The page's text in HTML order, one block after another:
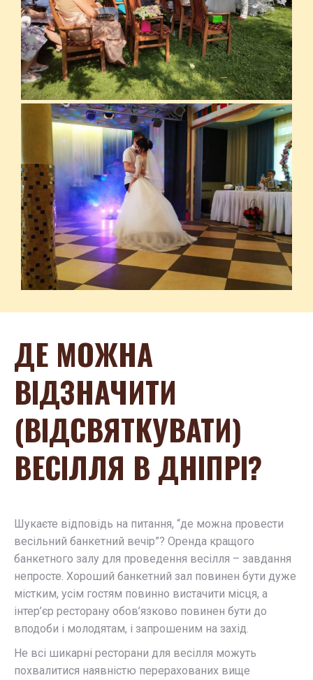
ДЕ МОЖНА
ВІДЗНАЧИТИ
(ВІДСВЯТКУВАТИ)
ВЕСІЛЛЯ В ДНІПРІ?
Шукаєте відповідь на питання, “де можна провести
весільний банкетний вечір”? Оренда кращого
банкетного залу для проведення весілля – завдання
непросте. Хороший банкетний зал повинен бути дуже
містким, усім гостям повинно вистачити місця, а
інтер’єр ресторану обов’язково повинен бути до
вподоби і молодятам, і запрошеним на захід.
Не всі шикарні ресторани для весілля можуть
похвалитися наявністю перерахованих вище